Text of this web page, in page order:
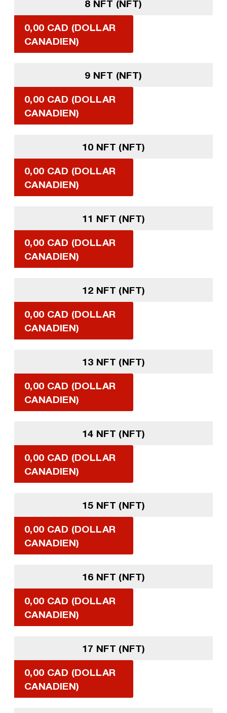
8 NFT (NFT)
0,00 CAD (DOLLAR
CANADIEN)
9 NFT (NFT)
0,00 CAD (DOLLAR
CANADIEN)
10 NFT (NFT)
0,00 CAD (DOLLAR
CANADIEN)
11 NFT (NFT)
0,00 CAD (DOLLAR
CANADIEN)
12 NFT (NFT)
0,00 CAD (DOLLAR
CANADIEN)
13 NFT (NFT)
0,00 CAD (DOLLAR
CANADIEN)
14 NFT (NFT)
0,00 CAD (DOLLAR
CANADIEN)
15 NFT (NFT)
0,00 CAD (DOLLAR
CANADIEN)
16 NFT (NFT)
0,00 CAD (DOLLAR
CANADIEN)
17 NFT (NFT)
0,00 CAD (DOLLAR
CANADIEN)